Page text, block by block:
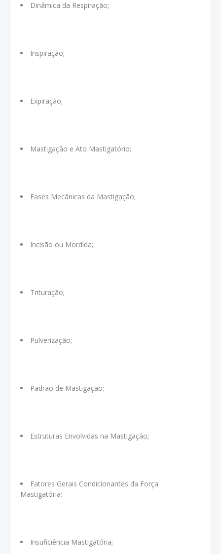
Dinâmica da Respiração;
Inspiração;
Expiração;
Mastigação e Ato Mastigatório;
Fases Mecânicas da Mastigação;
Incisão ou Mordida;
Trituração;
Pulverização;
Padrão de Mastigação;
Estruturas Envolvidas na Mastigação;
Fatores Gerais Condicionantes da Força
Mastigatória;
Insuficiência Mastigatória;